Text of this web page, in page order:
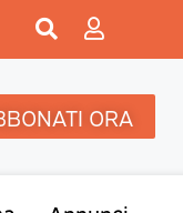
ORA